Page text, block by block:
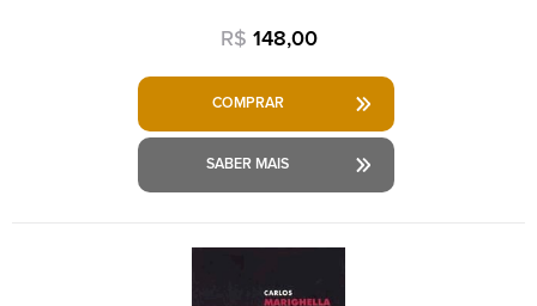
R$ 148,00
COMPRAR
SABER MAIS